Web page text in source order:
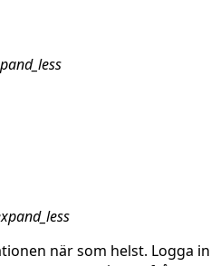
när som helst. Logga in